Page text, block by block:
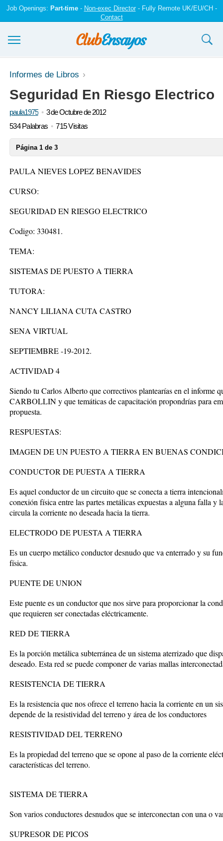
Job Openings: Part-time- Non-exec Director- Fully Remote UK/EU/CH -
Contact
Ensayos y trabajos
Registrarse
Iniciar sesión
Informes de Libros
Seguridad En Riesgo Electrico
paula1975
3 de Octubre de 2012
534 Palabras
715 Visitas
Página 1 de 3
PAULA NIEVES LOPEZ BENAVIDES
CURSO:
SEGURIDAD EN RIESGO ELECTRICO
Codigo: 330481.
TEMA:
SISTEMAS DE PUESTO A TIERRA
TUTORA:
NANCY LILIANA CUTA CASTRO
SENA VIRTUAL
SEPTIEMBRE -19-2012.
ACTIVIDAD 4
Siendo tu Carlos Alberto que correctivos plantearías en el informe
CARBOLLIN y que temáticas de capacitación propondrías para
propuesta.
RESPUESTAS:
IMAGEN DE UN PUESTO A TIERRA EN BUENAS
CONDUCTOR DE PUESTA A TIERRA
Es aquel conductor de un circuito que se conecta a tierra
conexión física entre las partes metálicas expuestas a alguna falla y
circula la corriente no deseada hacia la tierra.
ELECTRODO DE PUESTA A TIERRA
Es un cuerpo metálico conductor desnudo que va enterrado y su
física.
PUENTE DE UNION
Este puente es un conductor que nos sirve para proporcionar la
que requieren ser conectadas eléctricamente.
RED DE TIERRA
Es la porción metálica subterránea de un sistema aterrizado que
deseado. Esta red se puede componer de varias mallas
RESISTENCIA DE TIERRA
Es la resistencia que nos ofrece el terreno hacia la corriente en un
depende de la resistividad del terreno y área de los conductores
RESISTIVIDAD DEL TERRENO
Es la propiedad del terreno que se opone al paso de la corriente
características del terreno.
SISTEMA DE TIERRA
Son varios conductores desnudos que se interconectan con una o
SUPRESOR DE PICOS